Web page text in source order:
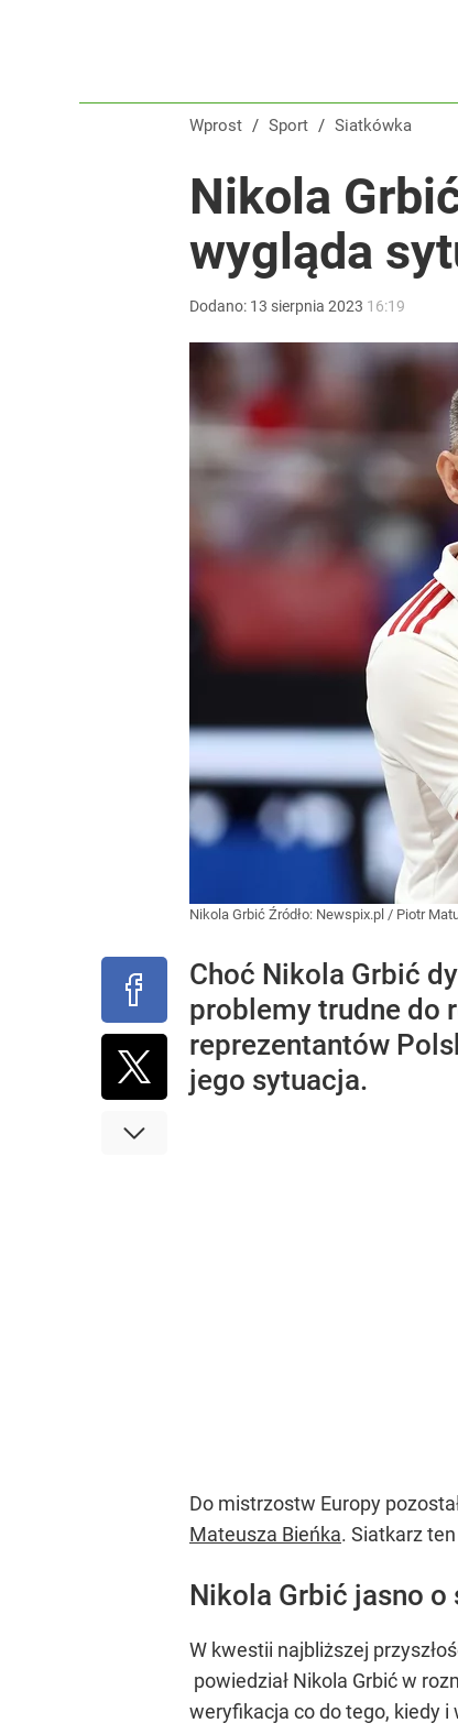
Wprost / Sport / Siatkówka
Nikola
wygląda
Dodano: 13 sierpnia 2023 16:19
Nikola Grbić Źródło: Newspix.pl / Piotr
Choć Nikola Grbić
problemy trudne do
reprezentantów
jego sytuacja.
Do mistrzostw Europy
Mateusza Bieńka. Siatkarz
Nikola Grbić jasno
W kwestii najbliższej
powiedział Nikola Grbić w
weryfikacja co do tego, kiedy i